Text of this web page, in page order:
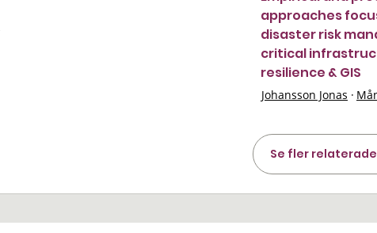
approaches
disaster risk
critical
resilience & GIS
Johansson Jonas ·
Se fler